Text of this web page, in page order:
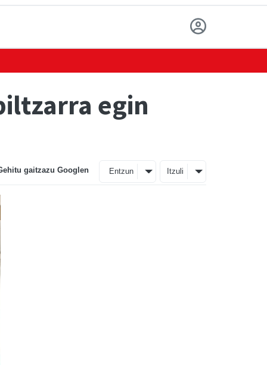
egin
gaitzazu Googlen Entzun Itzuli